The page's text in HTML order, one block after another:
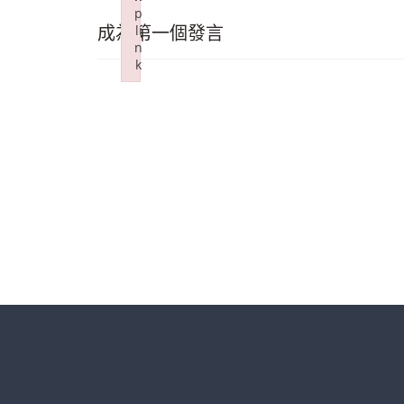
成為第一個發言
p
li
n
k
Failed to initialize plugin: wplink